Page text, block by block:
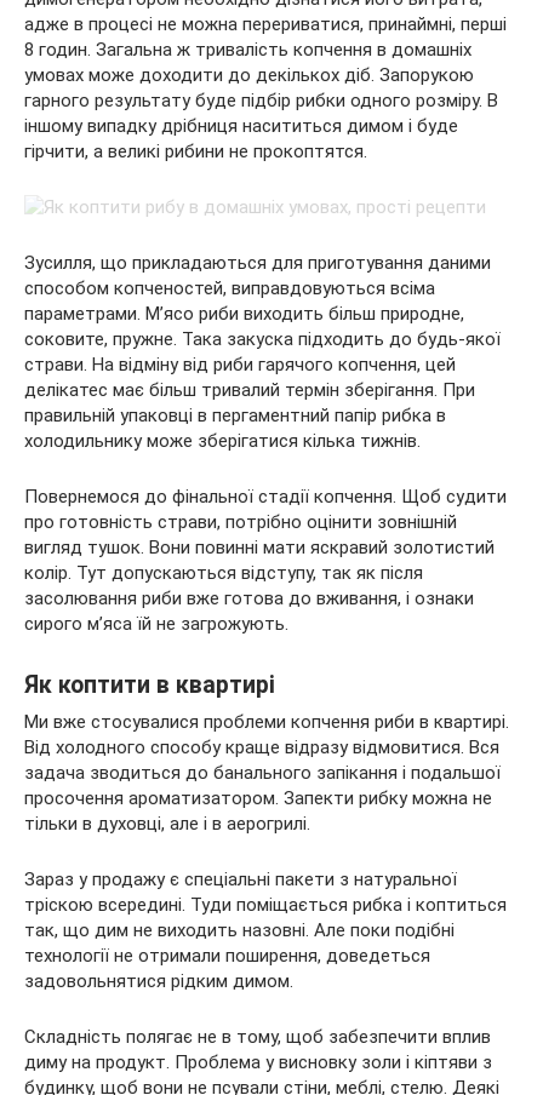
адже в процесі не можна перериватися, принаймні, перші
8 годин. Загальна ж тривалість копчення в домашніх
умовах може доходити до декількох діб. Запорукою
гарного результату буде підбір рибки одного розміру. В
іншому випадку дрібниця насититься димом і буде
гірчити, а великі рибини не прокоптятся.
Зусилля, що прикладаються для приготування даними
способом копченостей, виправдовуються всіма
параметрами. М’ясо риби виходить більш природне,
соковите, пружне. Така закуска підходить до будь-якої
страви. На відміну від риби гарячого копчення, цей
делікатес має більш тривалий термін зберігання. При
правильній упаковці в пергаментний папір рибка в
холодильнику може зберігатися кілька тижнів.
Повернемося до фінальної стадії копчення. Щоб судити
про готовність страви, потрібно оцінити зовнішній
вигляд тушок. Вони повинні мати яскравий золотистий
колір. Тут допускаються відступу, так як після
засолювання риби вже готова до вживання, і ознаки
сирого м’яса їй не загрожують.
Як коптити в квартирі
Ми вже стосувалися проблеми копчення риби в квартирі.
Від холодного способу краще відразу відмовитися. Вся
задача зводиться до банального запікання і подальшої
просочення ароматизатором. Запекти рибку можна не
тільки в духовці, але і в аерогрилі.
Зараз у продажу є спеціальні пакети з натуральної
тріскою всередині. Туди поміщається рибка і коптиться
так, що дим не виходить назовні. Але поки подібні
технології не отримали поширення, доведеться
задовольнятися рідким димом.
Складність полягає не в тому, щоб забезпечити вплив
диму на продукт. Проблема у висновку золи і кіптяви з
будинку, щоб вони не псували стіни, меблі, стелю. Деякі